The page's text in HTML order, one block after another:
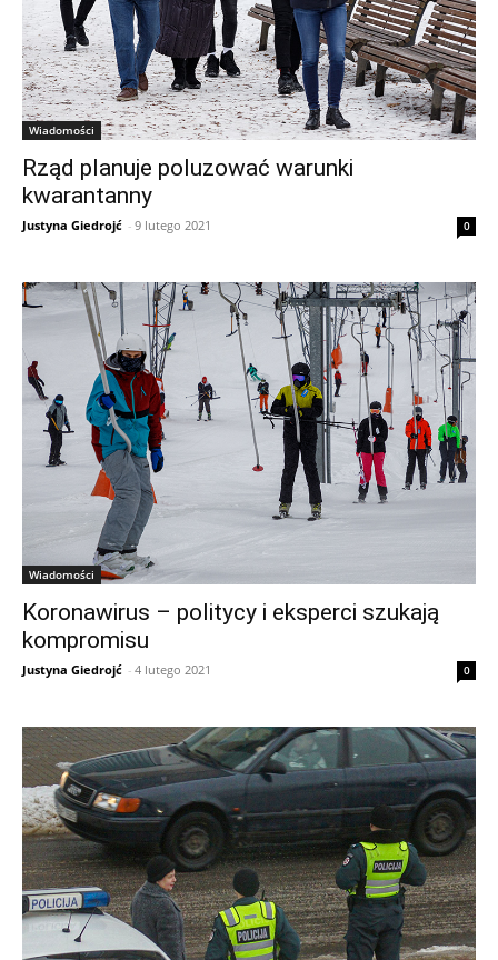
Wiadomości
Rząd planuje poluzować warunki
kwarantanny
Justyna Giedrojć - 9 lutego 2021 0
Wiadomości
Koronawirus – politycy i eksperci szukają
kompromisu
Justyna Giedrojć - 4 lutego 2021 0